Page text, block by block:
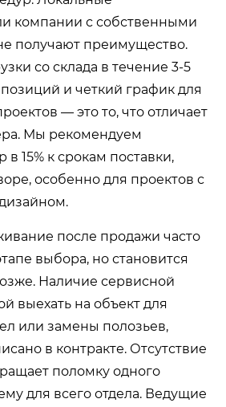
компании с собственными
получают преимущество.
со склада в течение 3-5
и четкий график для
— это то, что отличает
Мы рекомендуем
в 15% к срокам поставки,
особенно для проектов с
после продажи часто
выбора, но становится
Наличие сервисной
выехать на объект для
или замены полозьев,
в контракте. Отсутствие
поломку одного
для всего отдела. Ведущие